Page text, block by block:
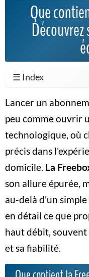
Que
☰ Index
Lancer un
peu comme ouvrir
technologique, où
précis dans
domicile. La
son allure épurée,
au-delà d'un
en détail ce que
haut débit,
et sa fiabilité.